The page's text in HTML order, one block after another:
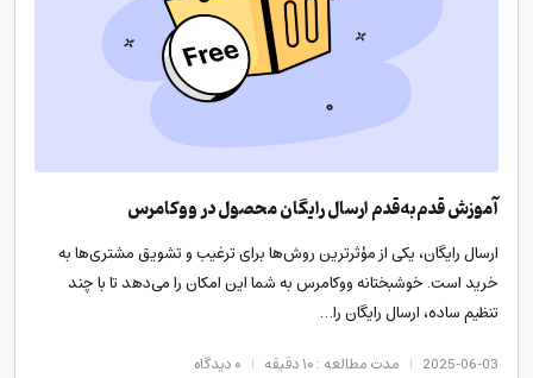
آموزش قدم‌به‌قدم ارسال رایگان محصول در ووکامرس
ارسال رایگان، یکی از مؤثرترین روش‌ها برای ترغیب و تشویق مشتری‌ها به
خرید است. خوشبختانه ووکامرس به شما این امکان را می‌دهد تا با چند
تنظیم ساده، ارسال رایگان را…
2025-06-03 مدت مطالعه : ۱۰ دقیقه ۰دیدگاه